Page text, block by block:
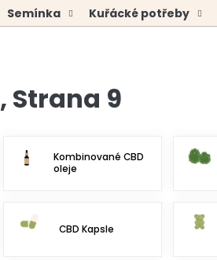
Semínka Kuřácké potřeby
, Strana 9
Kombinované CBD
oleje
CBD Kapsle